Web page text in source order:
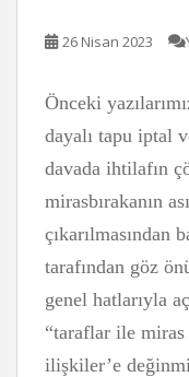
26 Nisan 2023
Önceki
dayalı tapu iptal
davada ihtilafın
mirasbırakanın
çıkarılmasından
tarafından göz
genel hatlarıyla
“taraflar ile miras
ilişkiler’e